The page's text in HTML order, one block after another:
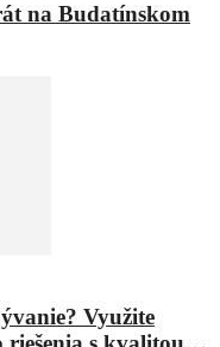
na Budatínskom
Využite